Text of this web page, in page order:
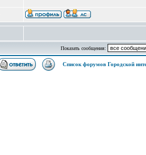
Показать сообщения:
Список форумов Городской